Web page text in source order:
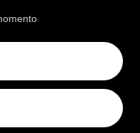
consegue gerir
1.100 euros perante
elevados